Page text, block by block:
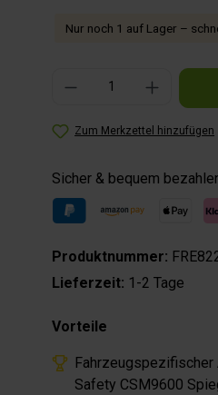
Nur noch 1 auf Lager –
Produkt Anzahl: Gib den
Zum Merkzettel hinzufügen
Sicher & bequem
Produktnummer:
Lieferzeit: 1-2 Tage
Vorteile
Safety CSM9600